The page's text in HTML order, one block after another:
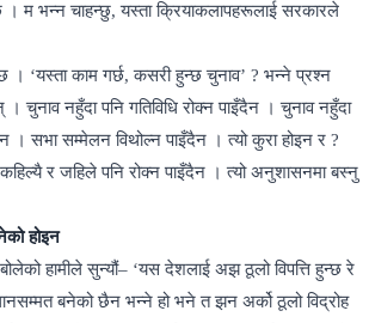
। म भन्न चाहन्छु, यस्ता क्रियाकलापहरूलाई सरकारले
। ‘यस्ता काम गर्छ, कसरी हुन्छ चुनाव’ ? भन्ने प्रश्न
चुनाव नहुँदा पनि गतिविधि रोक्न पाइँदैन । चुनाव नहुँदा
। सभा सम्मेलन विथोल्न पाइँदैन । त्यो कुरा होइन र ?
र जहिले पनि रोक्न पाइँदैन । त्यो अनुशासनमा बस्नु
होइन
हामीले सुन्यौं– ‘यस देशलाई अझ ठूलो विपत्ति हुन्छ रे
बनेको छैन भन्ने हो भने त झन अर्को ठूलो विद्रोह